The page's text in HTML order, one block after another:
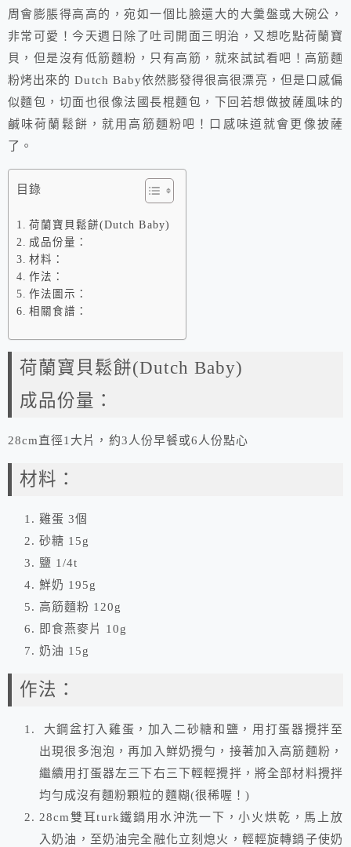
周會膨脹得高高的，宛如一個比臉還大的大羹盤或大碗公，
非常可愛！今天週日除了吐司開面三明治，又想吃點荷蘭寶
貝，但是沒有低筋麵粉，只有高筋，就來試試看吧！高筋麵
粉烤出來的 Dutch Baby依然膨發得很高很漂亮，但是口感偏
似麵包，切面也很像法國長棍麵包，下回若想做披薩風味的
鹹味荷蘭鬆餅，就用高筋麵粉吧！口感味道就會更像披薩
了。
目錄
荷蘭寶貝鬆餅(Dutch Baby)
成品份量：
材料：
作法：
作法圖示：
相關食譜：
荷蘭寶貝鬆餅(Dutch Baby)
成品份量：
28cm直徑1大片，約3人份早餐或6人份點心
材料：
雞蛋 3個
砂糖 15g
鹽 1/4t
鮮奶 195g
高筋麵粉 120g
即食燕麥片 10g
奶油 15g
作法：
大鋼盆打入雞蛋，加入二砂糖和鹽，用打蛋器攪拌至
出現很多泡泡，再加入鮮奶攪勻，接著加入高筋麵粉，
繼續用打蛋器左三下右三下輕輕攪拌，將全部材料攪拌
均勻成沒有麵粉顆粒的麵糊(很稀喔！)
28cm雙耳turk鐵鍋用水沖洗一下，小火烘乾，馬上放
入奶油，至奶油完全融化立刻熄火，輕輕旋轉鍋子使奶